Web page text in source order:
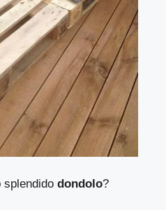
splendidodondolo?